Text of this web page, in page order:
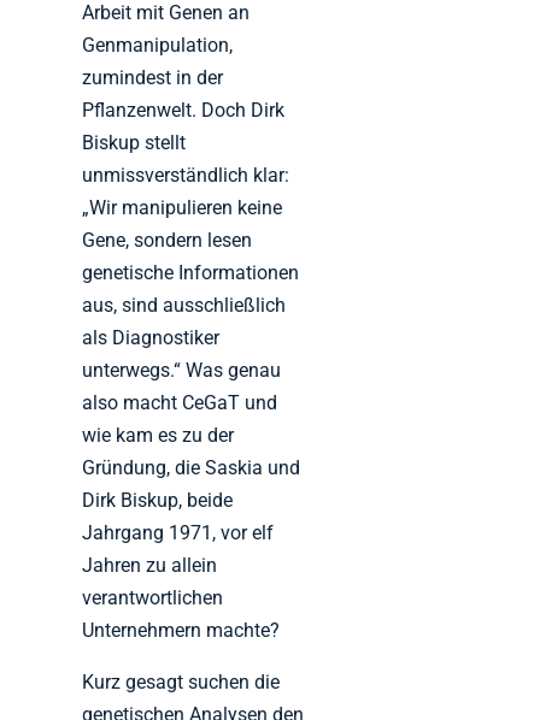
Arbeit mit Genen an
Genmanipulation,
zumindest in der
Pflanzenwelt. Doch Dirk
Biskup stellt
unmissverständlich klar:
„Wir manipulieren keine
Gene, sondern lesen
genetische Informationen
aus, sind ausschließlich
als Diagnostiker
unterwegs.“ Was genau
also macht CeGaT und
wie kam es zu der
Gründung, die Saskia und
Dirk Biskup, beide
Jahrgang 1971, vor elf
Jahren zu allein
verantwortlichen
Unternehmern machte?
Kurz gesagt suchen die
genetischen Analysen den